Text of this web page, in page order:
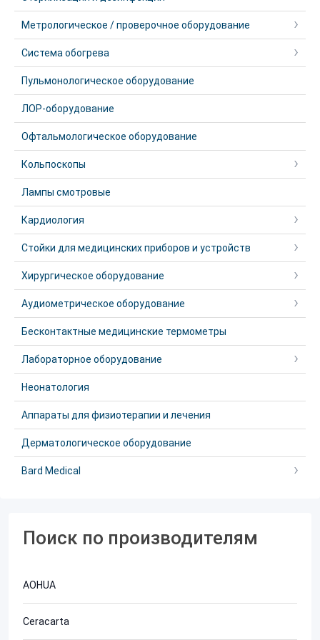
Метрологическое / проверочное оборудование
Система обогрева
Пульмонологическое оборудование
ЛОР-оборудование
Офтальмологическое оборудование
Кольпоскопы
Лампы смотровые
Кардиология
Стойки для медицинских приборов и устройств
Хирургическое оборудование
Аудиометрическое оборудование
Бесконтактные медицинские термометры
Лабораторное оборудование
Неонатология
Аппараты для физиотерапии и лечения
Дерматологическое оборудование
Bard Medical
Поиск по производителям
AOHUA
Ceracarta